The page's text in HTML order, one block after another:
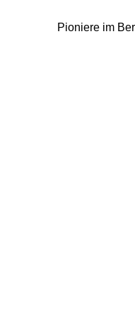
Pioniere im